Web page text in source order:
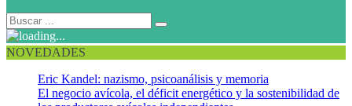
NOVEDADES
Eric Kandel: nazismo, psicoanálisis y memoria
El negocio avícola, el déficit energético y la sostenibilidad de